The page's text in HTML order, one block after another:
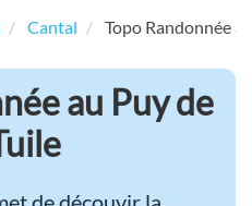
Cantal Topo Randonnée
au Puy de